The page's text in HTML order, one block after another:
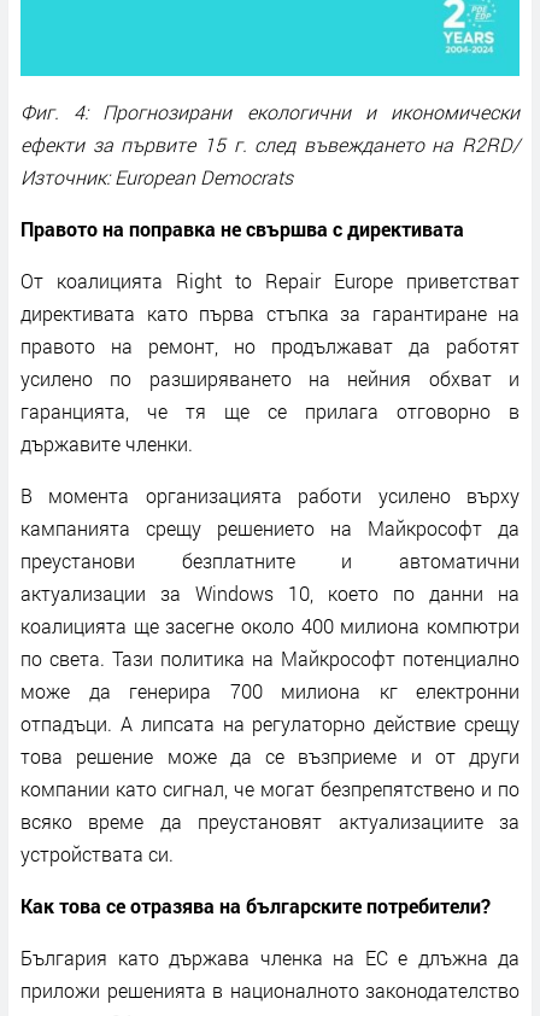
Фиг. 4: Прогнозирани екологични и икономически
ефекти за първите 15 г. след въвеждането на R2RD/
Източник: European Democrats
Правото на поправка не свършва с директивата
От коалицията Right to Repair Europe приветстват
директивата като първа стъпка за гарантиране на
правото на ремонт, но продължават да работят
усилено по разширяването на нейния обхват и
гаранцията, че тя ще се прилага отговорно в
държавите членки.
В момента организацията работи усилено върху
кампанията срещу решението на Майкрософт да
преустанови безплатните и автоматични
актуализации за Windows 10, което по данни на
коалицията ще засегне около 400 милиона компютри
по света. Тази политика на Майкрософт потенциално
може да генерира 700 милиона кг електронни
отпадъци. А липсата на регулаторно действие срещу
това решение може да се възприеме и от други
компании като сигнал, че могат безпрепятствено и по
всяко време да преустановят актуализациите за
устройствата си.
Как това се отразява на българските потребители?
България като държава членка на ЕС е длъжна да
приложи решенията в националното законодателство